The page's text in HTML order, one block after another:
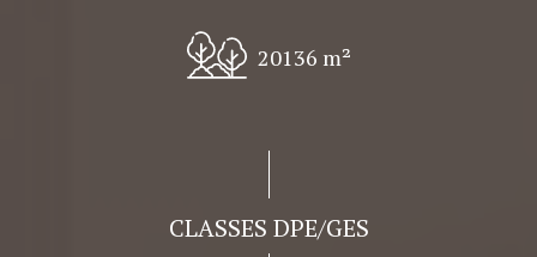
20136 m²
CLASSES DPE/GES